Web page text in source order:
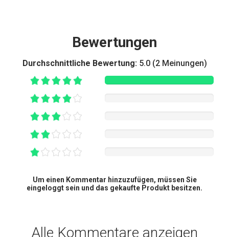
Bewertungen
Durchschnittliche Bewertung: 5.0 (2 Meinungen)
Um einen Kommentar hinzuzufügen, müssen Sie
eingeloggt sein und das gekaufte Produkt besitzen.
Alle Kommentare anzeigen